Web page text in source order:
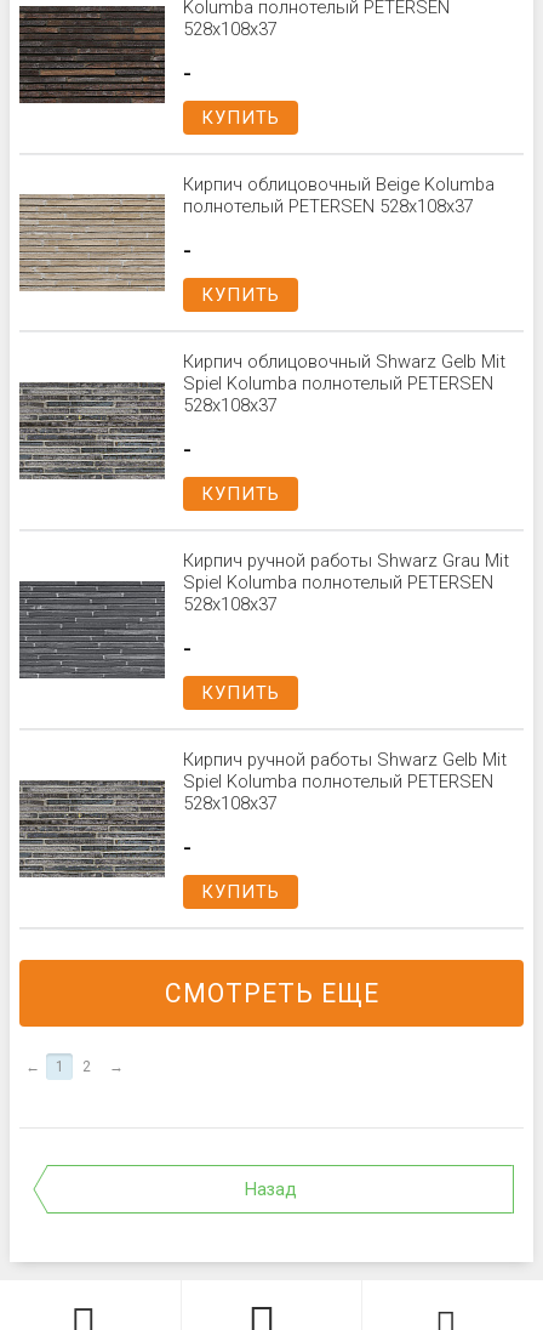
Kolumba полнотелый PETERSEN
528x108x37
-
КУПИТЬ
Кирпич облицовочный Beige Kolumba
полнотелый PETERSEN 528x108x37
-
КУПИТЬ
Кирпич облицовочный Shwarz Gelb Mit
Spiel Kolumba полнотелый PETERSEN
528x108x37
-
КУПИТЬ
Кирпич ручной работы Shwarz Grau Mit
Spiel Kolumba полнотелый PETERSEN
528x108x37
-
КУПИТЬ
Кирпич ручной работы Shwarz Gelb Mit
Spiel Kolumba полнотелый PETERSEN
528x108x37
-
КУПИТЬ
СМОТРЕТЬ ЕЩЕ
← 1 2 →
Назад